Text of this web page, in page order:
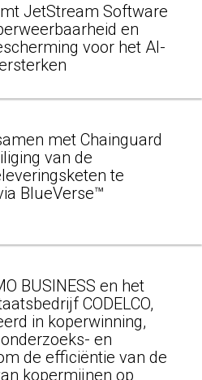
JetStream Software
en
voor het AI-
met Chainguard
van de
te
BlueVerse™
BUSINESS en het
CODELCO,
in koperwinning,
en
de efficiëntie van de
kopermijnen op